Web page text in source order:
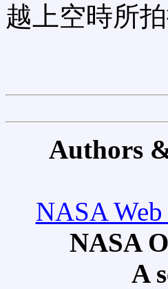
越上空時所拍
Authors
NASA Web
NASA
A